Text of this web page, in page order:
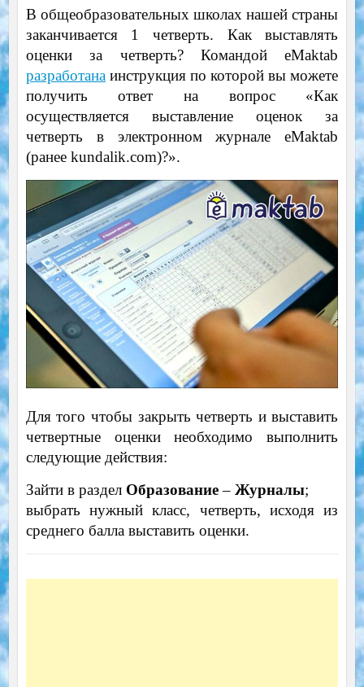
В общеобразовательных школах нашей страны
заканчивается 1 четверть. Как выставлять
оценки за четверть? Командой eMaktab
разработанаинструкция по которой вы можете
получить ответ на вопрос «Как
осуществляется выставление оценок за
четверть в электронном журнале eMaktab
(ранее kundalik.com)?».
Для того чтобы закрыть четверть и выставить
четвертные оценки необходимо выполнить
следующие действия:
Зайти в раздел Образование– Журналы;
выбрать нужный класс, четверть, исходя из
среднего балла выставить оценки.